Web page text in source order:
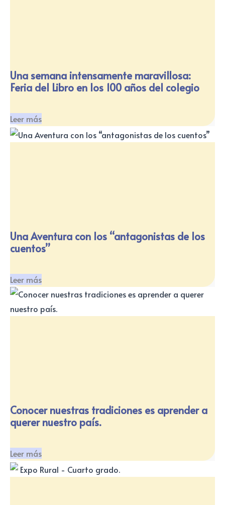
Una semana intensamente maravillosa:
Feria del Libro en los 100 años del colegio
Leer más
Una Aventura con los “antagonistas de los
cuentos”
Leer más
Conocer nuestras tradiciones es aprender a
querer nuestro país.
Leer más